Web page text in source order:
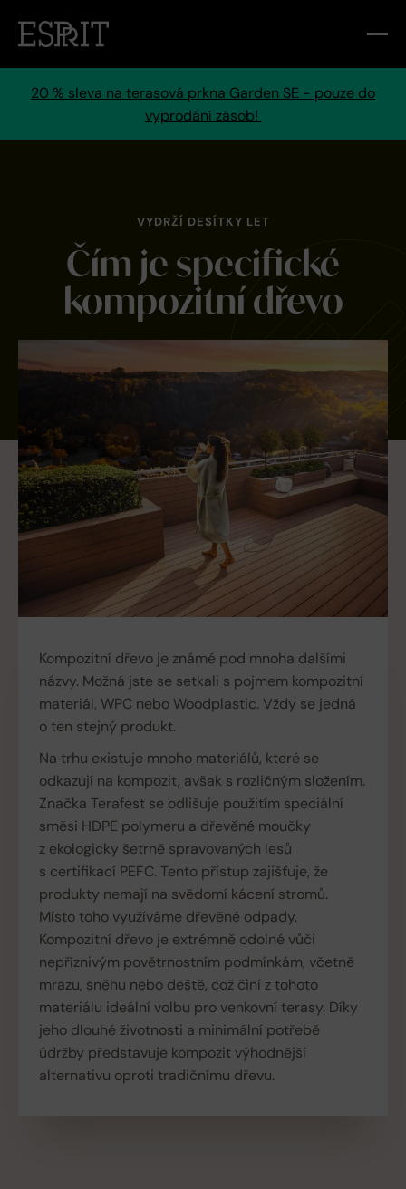
20 % sleva na terasová prkna Garden SE - pouze do
vyprodání zásob!
VYDRŽÍ DESÍTKY LET
Čím je specifické
kompozitní dřevo
Kompozitní dřevo je známé pod mnoha dalšími
názvy. Možná jste se setkali s pojmem kompozitní
materiál, WPC nebo Woodplastic. Vždy se jedná
o ten stejný produkt.
Na trhu existuje mnoho materiálů, které se
odkazují na kompozit, avšak s rozličným složením.
Značka Terafest se odlišuje použitím speciální
směsi HDPE polymeru a dřevěné moučky
z ekologicky šetrně spravovaných lesů
s certifikací PEFC. Tento přístup zajišťuje, že
produkty nemají na svědomí kácení stromů.
Místo toho využíváme dřevěné odpady.
Kompozitní dřevo je extrémně odolné vůči
nepříznivým povětrnostním podmínkám, včetně
mrazu, sněhu nebo deště, což činí z tohoto
materiálu ideální volbu pro venkovní terasy. Díky
jeho dlouhé životnosti a minimální potřebě
údržby představuje kompozit výhodnější
alternativu oproti tradičnímu dřevu.